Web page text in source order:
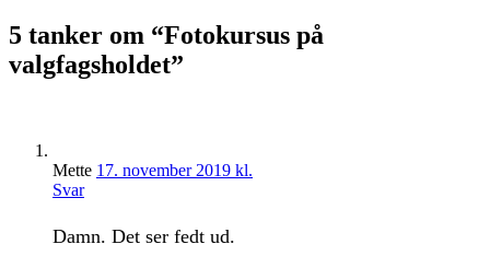
5 tanker om “Fotokursus på
valgfagsholdet”
Mette 17. november 2019 kl.
Svar
Damn. Det ser fedt ud.